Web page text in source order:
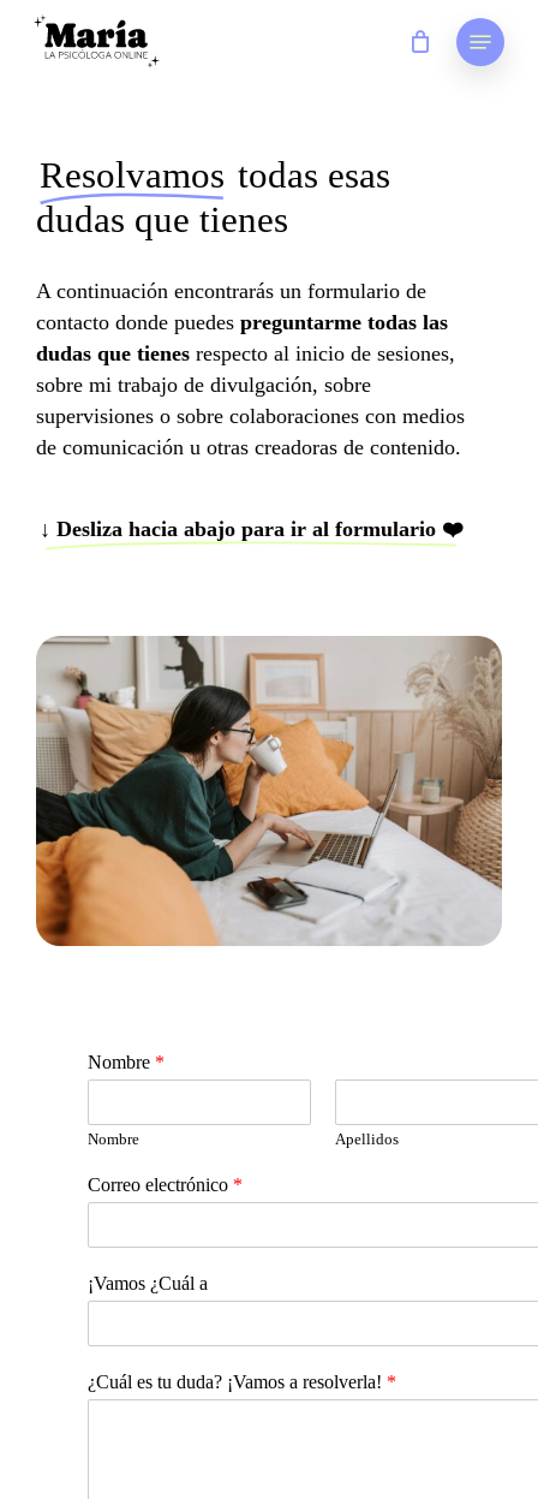
Menu
Resolvamos todas esas
dudas que tienes
A continuación encontrarás un formulario de
contacto donde puedespreguntarme todas las
dudas que tienes respecto al inicio de sesiones,
sobre mi trabajo de divulgación, sobre
supervisiones o sobre colaboraciones con medios
de comunicación u otras creadoras de contenido.
↓ Desliza hacia abajo para ir al formulario ❤️
Nombre *
Nombre Apellidos
Correo electrónico *
¡Vamos ¿Cuál a
¿Cuál es tu duda? ¡Vamos a resolverla! *